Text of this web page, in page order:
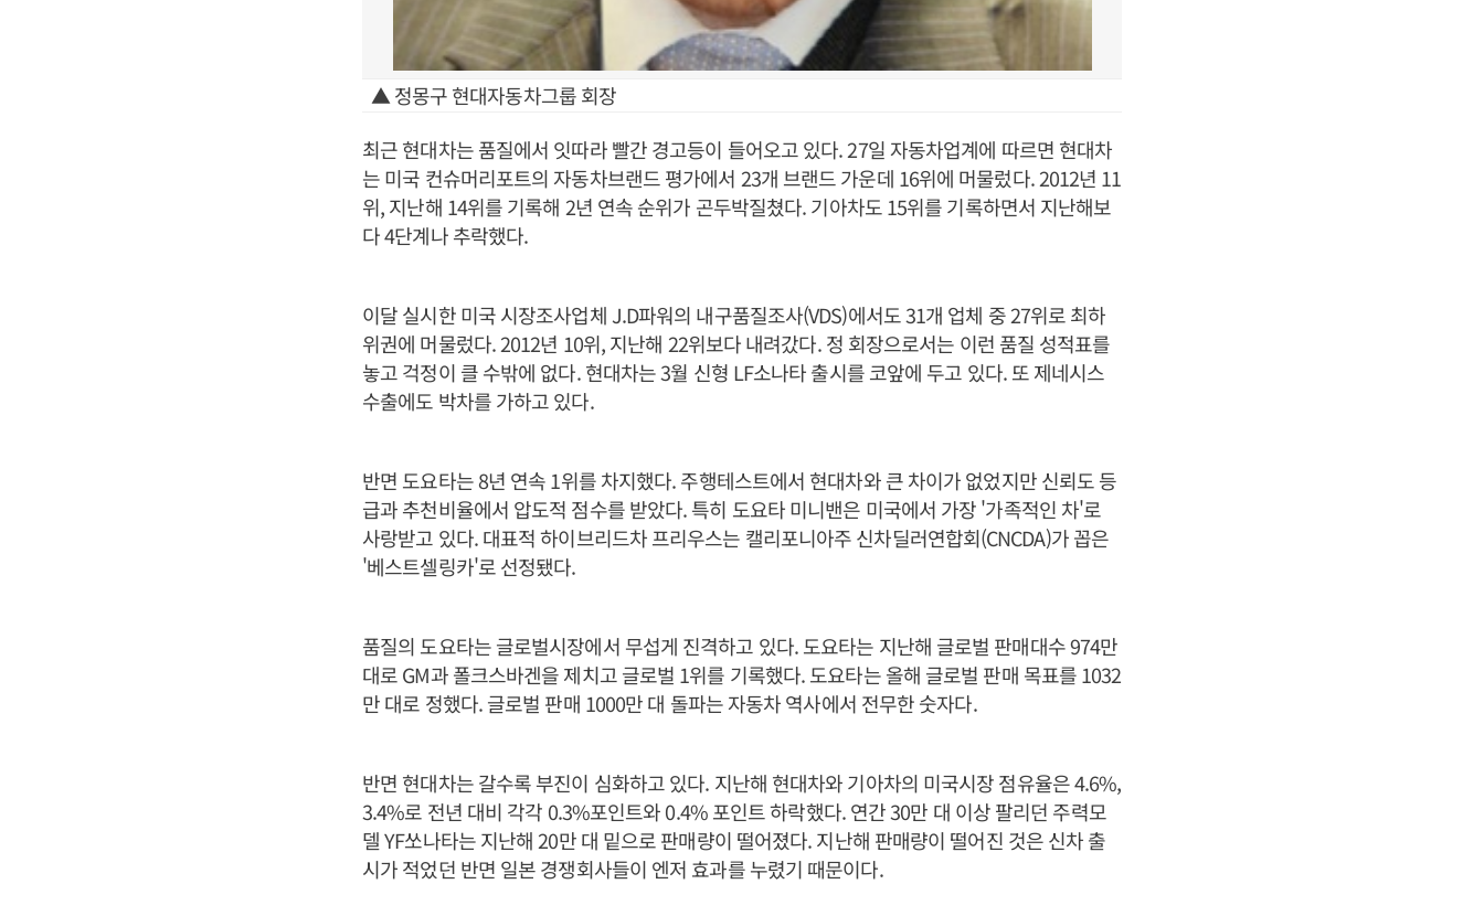
▲ 정몽구 현대자동차그룹 회장
최근 현대차는 품질에서 잇따라 빨간 경고등이 들어오고 있다. 27일 자동차업계에 따르면 현대차
는 미국 컨슈머리포트의 자동차브랜드 평가에서 23개 브랜드 가운데 16위에 머물렀다. 2012년 11
위, 지난해 14위를 기록해 2년 연속 순위가 곤두박질쳤다. 기아차도 15위를 기록하면서 지난해보
다 4단계나 추락했다.
이달 실시한 미국 시장조사업체 J.D파워의 내구품질조사(VDS)에서도 31개 업체 중 27위로 최하
위권에 머물렀다. 2012년 10위, 지난해 22위보다 내려갔다. 정 회장으로서는 이런 품질 성적표를
놓고 걱정이 클 수밖에 없다. 현대차는 3월 신형 LF소나타 출시를 코앞에 두고 있다. 또 제네시스
수출에도 박차를 가하고 있다.
반면 도요타는 8년 연속 1위를 차지했다. 주행테스트에서 현대차와 큰 차이가 없었지만 신뢰도 등
급과 추천비율에서 압도적 점수를 받았다. 특히 도요타 미니밴은 미국에서 가장 '가족적인 차'로
사랑받고 있다. 대표적 하이브리드차 프리우스는 캘리포니아주 신차딜러연합회(CNCDA)가 꼽은
'베스트셀링카'로 선정됐다.
품질의 도요타는 글로벌시장에서 무섭게 진격하고 있다. 도요타는 지난해 글로벌 판매대수 974만
대로 GM과 폴크스바겐을 제치고 글로벌 1위를 기록했다. 도요타는 올해 글로벌 판매 목표를 1032
만 대로 정했다. 글로벌 판매 1000만 대 돌파는 자동차 역사에서 전무한 숫자다.
반면 현대차는 갈수록 부진이 심화하고 있다. 지난해 현대차와 기아차의 미국시장 점유율은 4.6%,
3.4%로 전년 대비 각각 0.3%포인트와 0.4% 포인트 하락했다. 연간 30만 대 이상 팔리던 주력모
델 YF쏘나타는 지난해 20만 대 밑으로 판매량이 떨어졌다. 지난해 판매량이 떨어진 것은 신차 출
시가 적었던 반면 일본 경쟁회사들이 엔저 효과를 누렸기 때문이다.